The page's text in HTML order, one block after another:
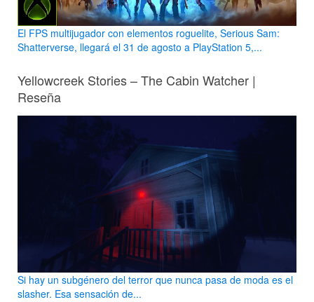
El FPS multijugador con elementos roguelite, Serious Sam:
Shatterverse, llegará el 31 de agosto a PlayStation 5,...
Yellowcreek Stories – The Cabin Watcher |
Reseña
Si hay un subgénero del terror que nunca pasa de moda es el
slasher. Esa sensación de...